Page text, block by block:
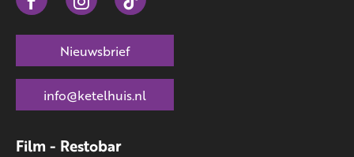
Film - Restobar
Nieuwsbrief
info@ketelhuis.nl